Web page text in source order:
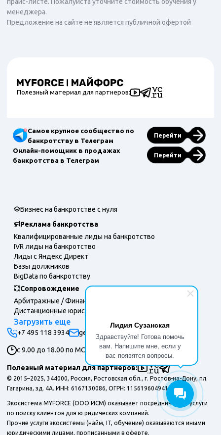
Лидия Сузанская
Здравствуйте! Готова помочь
вам. Напишите мне, если у
вас появятся вопросы.
менеджера.
Предложение на сайте не является публичной офертой
Полезный материал для партнеров:
Самое крупное сообщество по
банкротству в Телеграм
Перейти
Онлайн-помощник в продажах
банкротства в Телеграм
Перейти
Бизнес на банкротстве с нуля
Реклама банкротства
Квалифицированные лиды на банкротство
IVR лиды на банкротство
Лиды с Яндекс Директ
Базы должников
BigData по банкротству
Сопровождение
Арбитражные / Финансовые управляющие
Дистанционные юристы
Загрузить еще
+7 495 118 3934 general@myforce.ru
с 9.00 до 18.00 по МСК, пн-пт.
Полезный материал для партнеров:
© 2015–2025, 344000, Россия, Ростовская обл., г. Ростов-на-Дону, пл.
Гагарина, зд. 4А. ИНН: 6167130086, ОГРН: 1156196049415.
Экосистема MYFORCE (ООО ИСМ) оказывает посреднические услуги
по поиску клиентов для ю ридических компаний.
Прочие услуги экосистемы (найм, IT, обучение) оказываются иными
юридическими лицами, прописанными в оферте.